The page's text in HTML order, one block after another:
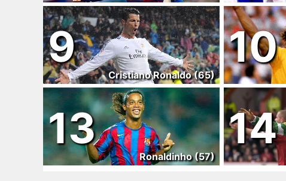
9
Cristiano Ronaldo (65)
10
13
Ronaldinho (57)
14